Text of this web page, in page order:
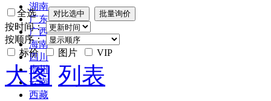
湖南
广东
广西
海南
四川
贵州
云南
西藏
全选
按时间：
按顺序：
标价
图片 VIP
大图 列表